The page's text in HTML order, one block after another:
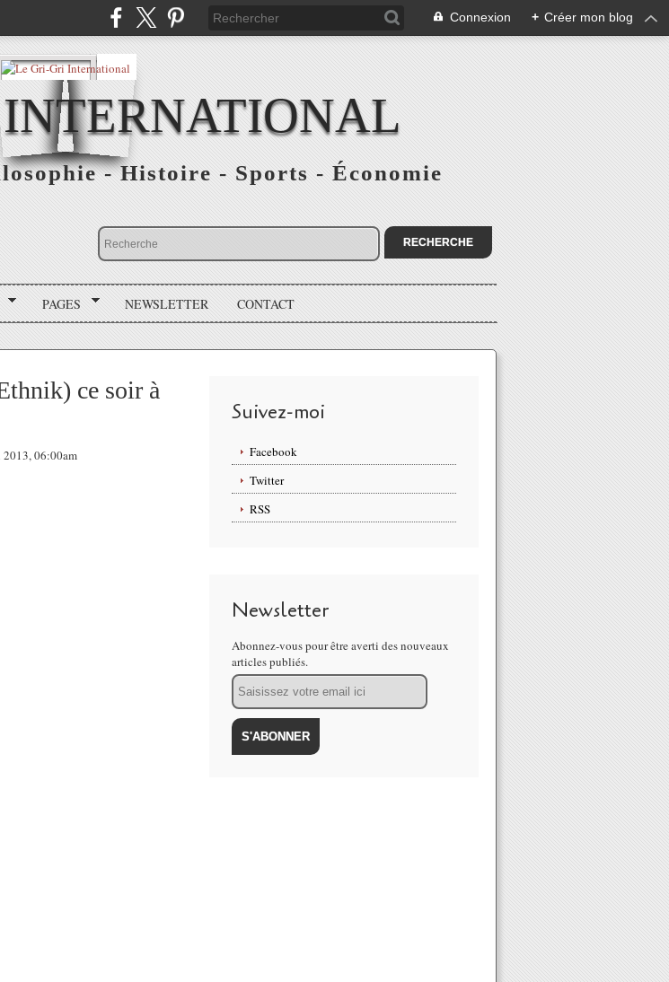
Connexion + Créer mon blog
- Histoire - Sports - Économie
PAGES NEWSLETTER CONTACT
ce soir à
06:00am
Suivez-moi
Facebook
Twitter
RSS
Newsletter
Abonnez-vous pour être averti des nouveaux
articles publiés.
Email